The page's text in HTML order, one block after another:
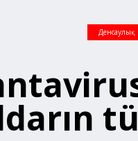
Денсаулық